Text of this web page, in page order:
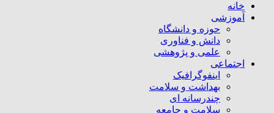
خانه
آموزشی
حوزه و دانشگاه
دانش و فناوری
علمی و پژوهشی
اجتماعی
اینفوگرافیک
بهداشت و سلامت
چندرسانه ای
سلامت و جامعه